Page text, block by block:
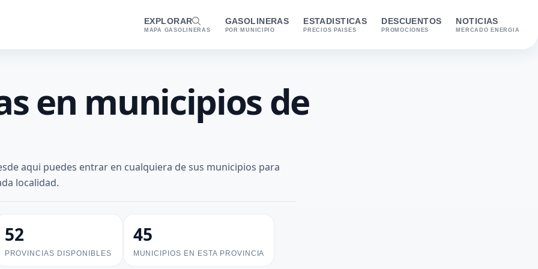
EXPLORAR
MAPA GASOLINERAS
GASOLINERAS
POR MUNICIPIO
ESTADISTICAS
PRECIOS PAISES
DESCUENTOS
PROMOCIONES
NOTICIAS
MERCADO ENERGIA
en municipios de
aqui puedes entrar en cualquiera de sus municipios para
localidad.
52
PROVINCIAS DISPONIBLES
45
MUNICIPIOS EN ESTA PROVINCIA